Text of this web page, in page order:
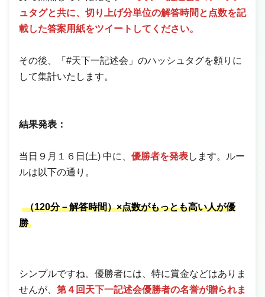
ュタグと共に、 切り上げ分単位の解答時間 と 点数を記
載した答案用紙をツイートしてください。
その後、「#天下一記述会」のハッシュタグを頼りに
して集計いたします。
結果発表：
当日９月１６日(土) 中に、 優勝者を発表します。ルー
ルは以下の通り。
（120分－解答時間）×点数がもっとも高い人が優
勝
シンプルですね。優勝者には、特に賞金などはありま
せんが、 第４回天下一記述会優勝者の名誉が贈られま